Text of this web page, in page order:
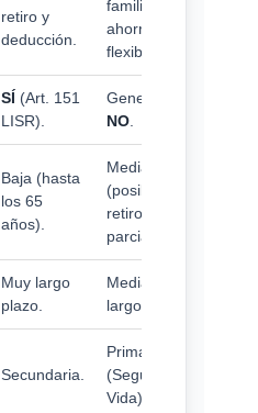
retiro y
deducción.
familiar y
ahorro
flexible.
SÍ (Art. 151
LISR).
Generalmente
NO
Baja (hasta
los 65
años).
Media/Alta
(posibles
retiros
parciales).
Muy largo
plazo.
Mediano a
largo plazo.
Secundaria.
Primaria
(Seguro de
Vida).